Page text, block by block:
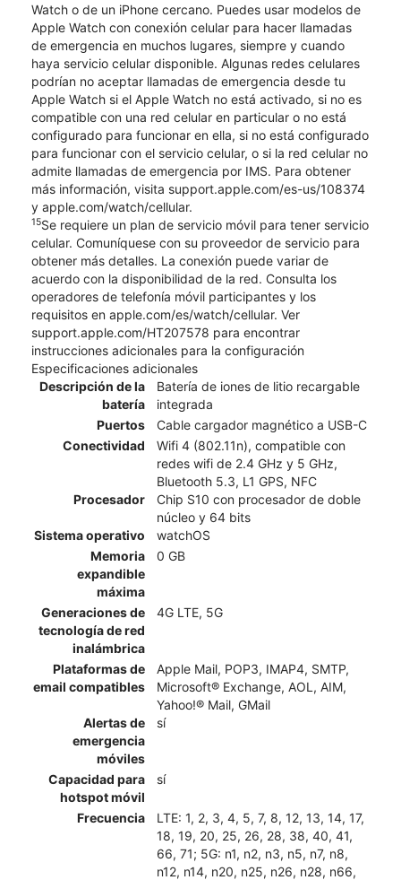
Watch o de un iPhone cercano. Puedes usar modelos de
Apple Watch con conexión celular para hacer llamadas
de emergencia en muchos lugares, siempre y cuando
haya servicio celular disponible. Algunas redes celulares
podrían no aceptar llamadas de emergencia desde tu
Apple Watch si el Apple Watch no está activado, si no es
compatible con una red celular en particular o no está
configurado para funcionar en ella, si no está configurado
para funcionar con el servicio celular, o si la red celular no
admite llamadas de emergencia por IMS. Para obtener
más información, visita support.apple.com/es-us/108374
y apple.com/watch/cellular.
15Se requiere un plan de servicio móvil para tener servicio
celular. Comuníquese con su proveedor de servicio para
obtener más detalles. La conexión puede variar de
acuerdo con la disponibilidad de la red. Consulta los
operadores de telefonía móvil participantes y los
requisitos en apple.com/es/watch/cellular. Ver
support.apple.com/HT207578 para encontrar
instrucciones adicionales para la configuración
Especificaciones adicionales
Descripción de la
batería
Batería de iones de litio recargable
integrada
Puertos
Cable cargador magnético a USB-C
Conectividad
Wifi 4 (802.11n), compatible con
redes wifi de 2.4 GHz y 5 GHz,
Bluetooth 5.3, L1 GPS, NFC
Procesador
Chip S10 con procesador de doble
núcleo y 64 bits
Sistema operativo
watchOS
Memoria
expandible
máxima
0 GB
Generaciones de
tecnología de red
inalámbrica
4G LTE, 5G
Plataformas de
email compatibles
Apple Mail, POP3, IMAP4, SMTP,
Microsoft® Exchange, AOL, AIM,
Yahoo!® Mail, GMail
Alertas de
emergencia
móviles
sí
Capacidad para
hotspot móvil
sí
Frecuencia
LTE: 1, 2, 3, 4, 5, 7, 8, 12, 13, 14, 17,
18, 19, 20, 25, 26, 28, 38, 40, 41,
66, 71; 5G: n1, n2, n3, n5, n7, n8,
n12, n14, n20, n25, n26, n28, n66,